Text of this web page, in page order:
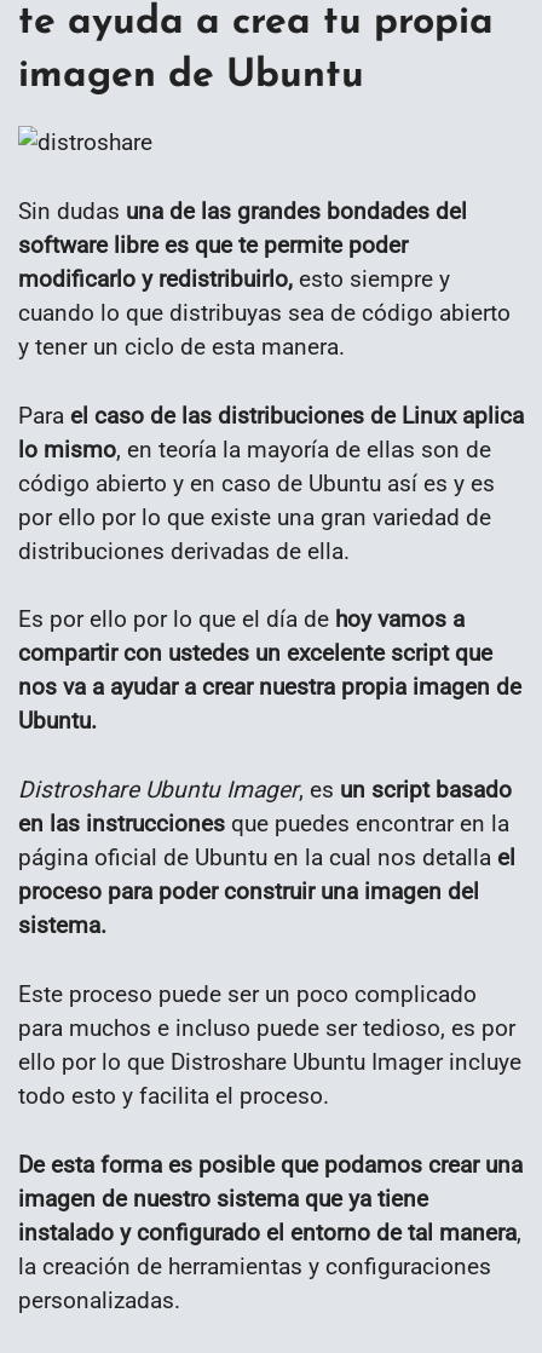
te ayuda a crea tu propia
imagen de Ubuntu
Sin dudas una de las grandes bondades del
software libre es que te permite poder
modificarlo y redistribuirlo, esto siempre y
cuando lo que distribuyas sea de código abierto
y tener un ciclo de esta manera.
Para el caso de las distribuciones de Linux aplica
lo mismo, en teoría la mayoría de ellas son de
código abierto y en caso de Ubuntu así es y es
por ello por lo que existe una gran variedad de
distribuciones derivadas de ella.
Es por ello por lo que el día de hoy vamos a
compartir con ustedes un excelente script que
nos va a ayudar a crear nuestra propia imagen de
Ubuntu.
Distroshare Ubuntu Imager, es un script basado
en las instrucciones que puedes encontrar en la
página oficial de Ubuntu en la cual nos detalla el
proceso para poder construir una imagen del
sistema.
Este proceso puede ser un poco complicado
para muchos e incluso puede ser tedioso, es por
ello por lo que Distroshare Ubuntu Imager incluye
todo esto y facilita el proceso.
De esta forma es posible que podamos crear una
imagen de nuestro sistema que ya tiene
instalado y configurado el entorno de tal manera,
la creación de herramientas y configuraciones
personalizadas.